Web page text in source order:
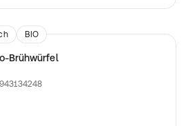
BIO
Brühwürfel